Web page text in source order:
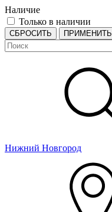
Наличие
Только в наличии
СБРОСИТЬ ПРИМЕНИТЬ
Нижний Новгород